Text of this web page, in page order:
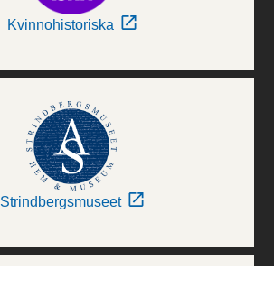
Kvinnohistoriska
Strindbergsmuseet